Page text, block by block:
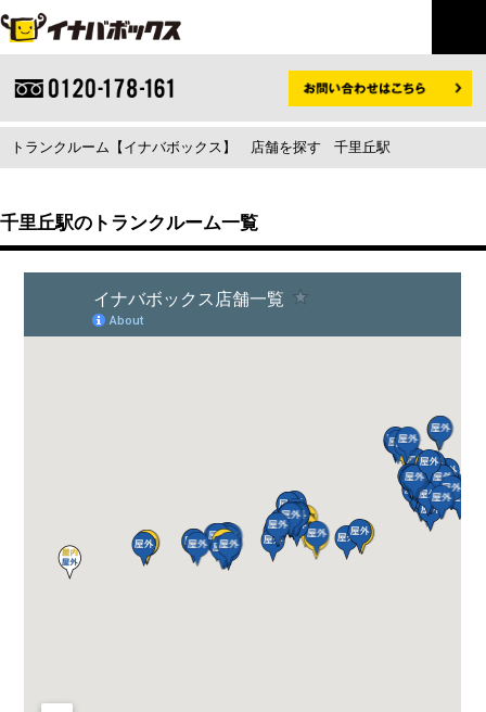
トランクルーム【イナバボックス】 店舗を探す 千里丘駅
千里丘駅のトランクルーム一覧